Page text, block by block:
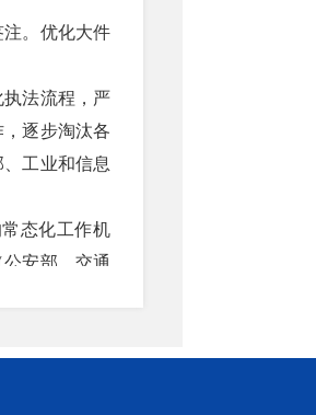
。优化大件
法流程，严
逐步淘汰各
、工业和信息
态化工作机
公安部、交通
装卸相关设
辆通行管理